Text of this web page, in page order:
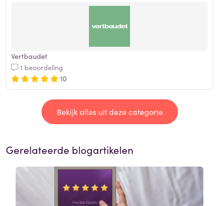
Vertbaudet
1 beoordeling
10
Bekijk alles uit deze categorie
Gerelateerde blogartikelen